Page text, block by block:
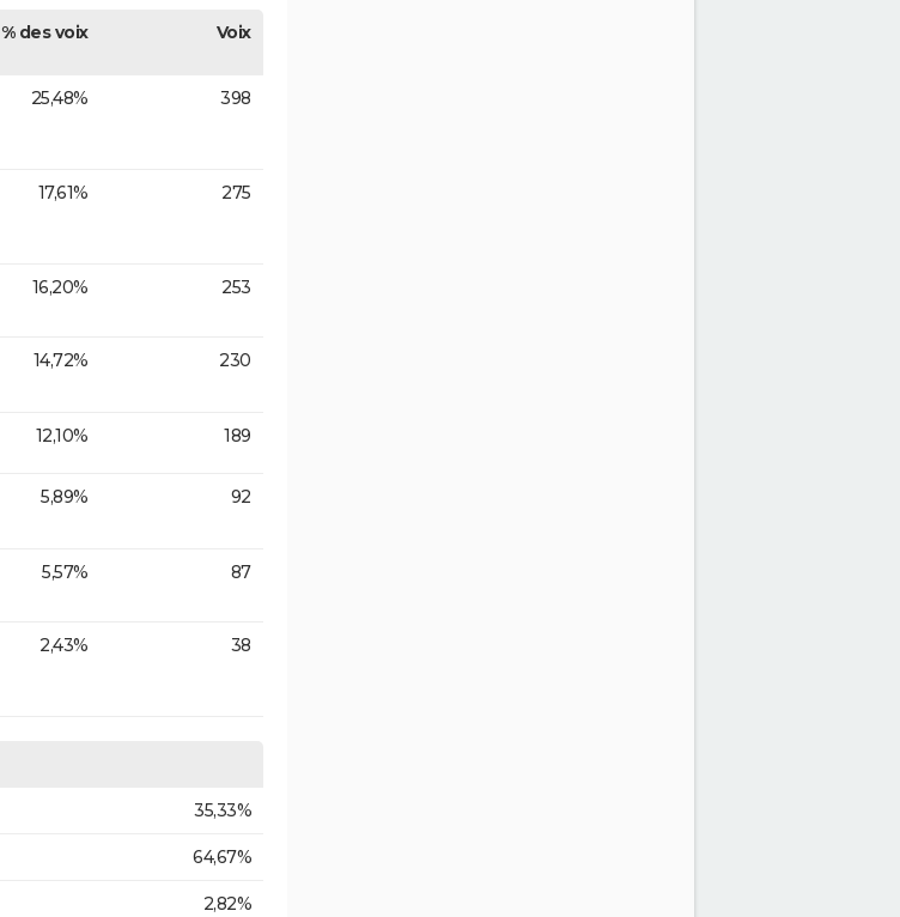
% des voix Voix
25,48% 398
17,61% 275
16,20% 253
14,72% 230
12,10% 189
5,89% 92
5,57% 87
2,43% 38
35,33%
64,67%
2,82%